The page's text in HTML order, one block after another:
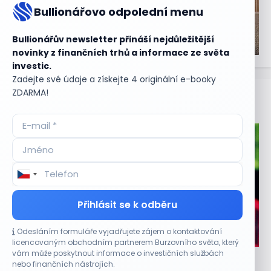
Bullionářovo odpolední menu
Bullionářův newsletter přináší nejdůležitější
novinky z finančních trhů a informace ze světa
investic.
Zadejte své údaje a získejte 4 originální e-booky
ZDARMA!
Přihlásit se k odběru
Odesláním formuláře vyjadřujete zájem o kontaktování
licencovaným obchodním partnerem Burzovního světa, který
vám může poskytnout informace o investičních službách
nebo finančních nástrojích.
Aktuální
CO HÝBE TRHEM
Asijské technologie oslabily, SK Hynix se propadl